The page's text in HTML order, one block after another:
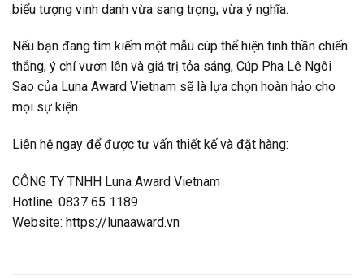
biểu tượng vinh danh vừa sang trọng, vừa ý nghĩa.
Nếu bạn đang tìm kiếm một mẫu cúp thể hiện tinh thần chiến
thắng, ý chí vươn lên và giá trị tỏa sáng, Cúp Pha Lê Ngôi
Sao của Luna Award Vietnam sẽ là lựa chọn hoàn hảo cho
mọi sự kiện.
Liên hệ ngay để được tư vấn thiết kế và đặt hàng:
CÔNG TY TNHH Luna Award Vietnam
Hotline: 0837 65 1189
Website: https://lunaaward.vn